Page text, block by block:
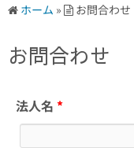
ホーム » お問合わせ
お問合わせ
法人名 *